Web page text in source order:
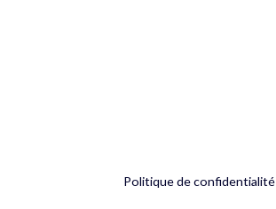
Politique de confidentialité